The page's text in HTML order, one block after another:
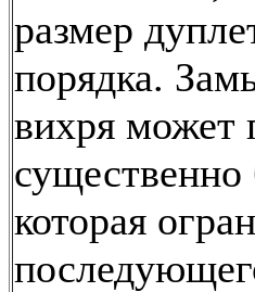
размер
порядка.
вихря может
которая